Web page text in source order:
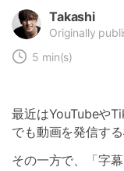
Takashi
Originally
5 min(s)
最近はYouTubeや
でも動画を発信す
その一方で、「字